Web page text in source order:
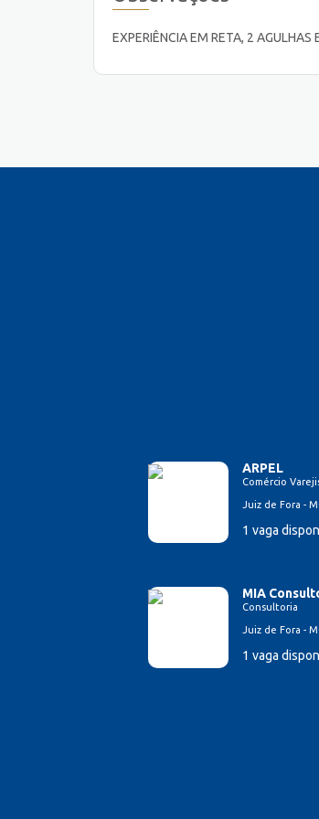
EXPERIÊNCIA EM RETA, 2
ARPEL
Comércio
Juiz de Fora -
1 vaga
MIA
Consultoria
Juiz de Fora -
1 vaga